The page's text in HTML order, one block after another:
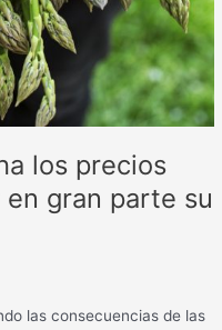
los precios
gran parte su
las consecuencias de las